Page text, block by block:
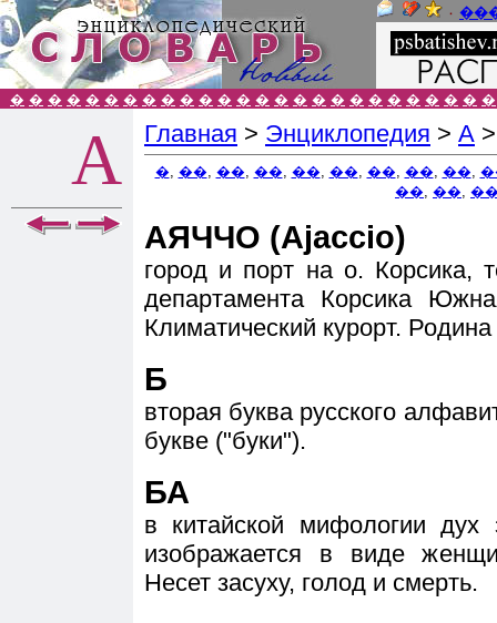
٠
� � � � � � � � � � � � � � � � � � � � � � � � � �
А Главная > Энциклопедия > А
�, ��, ��, ��, ��, ��, ��, ��, ��,
��, ��,
АЯЧЧО (Ajaccio)
город и порт на о. Корсика,
департамента Корсика
Климатический курорт.
Б
вторая буква русского
букве ("буки").
БА
в китайской мифологии
изображается в виде
Несет засуху, голод и смерть.